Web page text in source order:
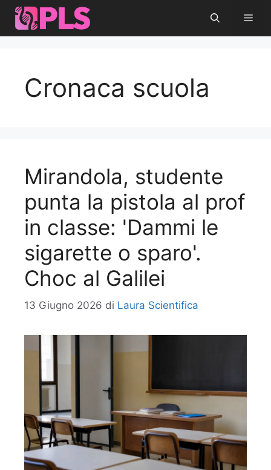
contenuto
Cronaca scuola
Mirandola, studente
punta la pistola al prof
in classe: 'Dammi le
sigarette o sparo'.
Choc al Galilei
13 Giugno 2026 di Laura Scientifica